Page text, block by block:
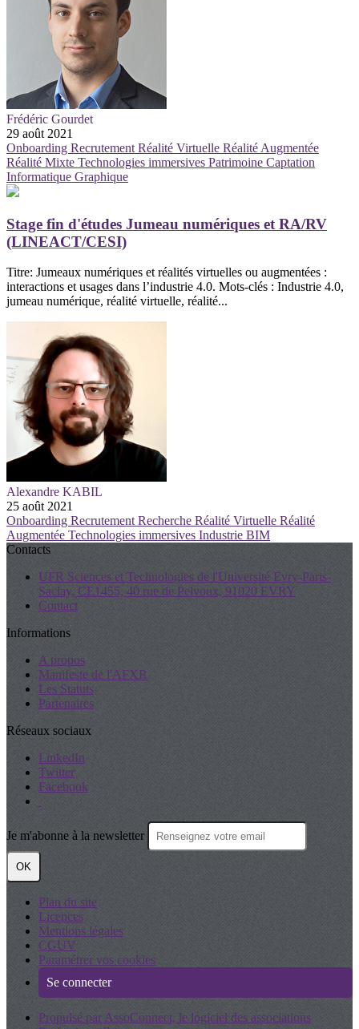
Frédéric Gourdet
29 août 2021
Onboarding Recrutement Réalité Virtuelle Réalité Augmentée
Réalité Mixte Technologies immersives Patrimoine Captation
Informatique Graphique
Stage fin d'études Jumeau numériques et RA/RV
(LINEACT/CESI)
Titre: Jumeaux numériques et réalités virtuelles ou augmentées :
interactions et usages dans l’industrie 4.0. Mots-clés : Industrie 4.0,
jumeau numérique, réalité virtuelle, réalité...
Alexandre KABIL
25 août 2021
Onboarding Recrutement Recherche Réalité Virtuelle Réalité
Augmentée Technologies immersives Industrie BIM
Contacts
UFR Sciences et Technologies de l'Université Evry-Paris-
Saclay, CE1455, 40 rue de Pelvoux, 91020 EVRY
Contact
Informations
A propos
Manifeste de l'AFXR
Les Statuts
Partenaires
Réseaux sociaux
LinkedIn
Twitter
Facebook
Je m'abonne à la newsletter
OK
Plan du site
Licences
Mentions légales
CGUV
Paramétrer vos cookies
Se connecter
Propulsé par AssoConnect, le logiciel des associations